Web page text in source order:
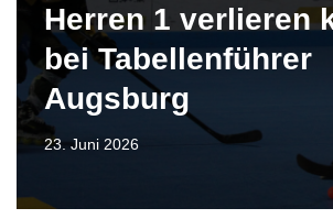
Herren 1 verlieren
bei Tabellenführer
Augsburg
23. Juni 2026